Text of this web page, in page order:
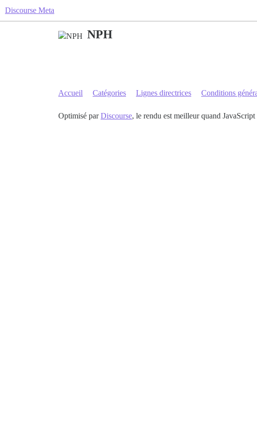
Discourse Meta
NPH
Accueil Catégories Lignes directrices Conditions
Optimisé parDiscourse, le rendu est meilleur quand JavaScript